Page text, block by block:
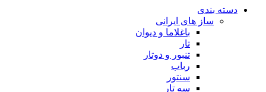
دسته بندی
ساز های ایرانی
باغلاما و دیوان
تار
تنبور و دوتار
رباب
سنتور
سه تار